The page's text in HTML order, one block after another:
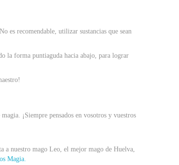
es recomendable, utilizar sustancias que sean
la forma puntiaguda hacia abajo, para lograr
¡Siempre pensados en vosotros y vuestros
a nuestro mago Leo, el mejor mago de Huelva,
Magia.